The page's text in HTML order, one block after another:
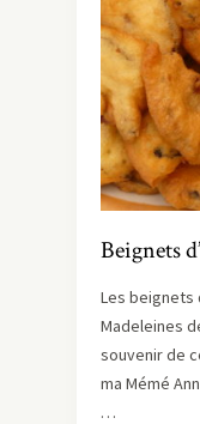
Beignets
Les beignets
Madeleines
souvenir de
ma Mémé
…